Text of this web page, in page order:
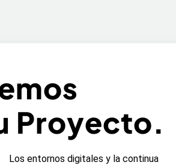
Proyecto.
Los entornos digitales y la continua